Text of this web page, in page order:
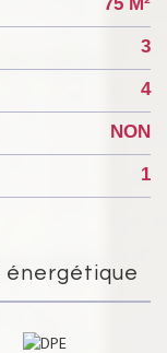
3
4
NON
1
énergétique